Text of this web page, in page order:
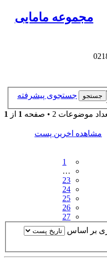
جستجو جستجوی پیشرفته
مجموعه مامایی
موضوعات 2 • صفحه
1 از 1
مشاهده اخرین پست
1
…
23
24
25
26
27
بر اساس